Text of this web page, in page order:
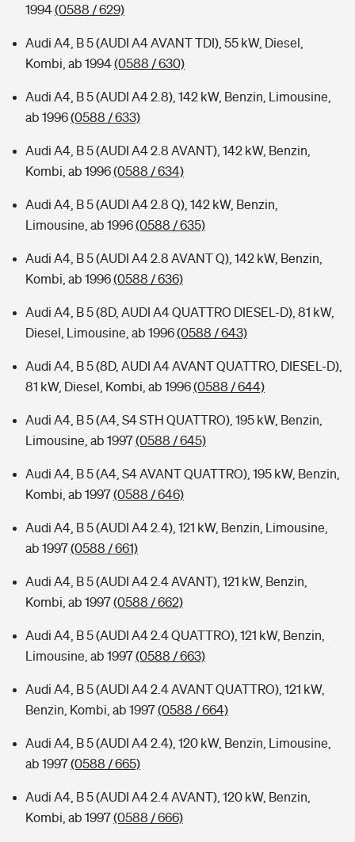
1994(0588 / 629)
Audi A4, B 5 (AUDI A4 AVANT TDI), 55 kW, Diesel,
Kombi, ab 1994(0588 / 630)
Audi A4, B 5 (AUDI A4 2.8), 142 kW, Benzin, Limousine,
ab 1996(0588 / 633)
Audi A4, B 5 (AUDI A4 2.8 AVANT), 142 kW, Benzin,
Kombi, ab 1996(0588 / 634)
Audi A4, B 5 (AUDI A4 2.8 Q), 142 kW, Benzin,
Limousine, ab 1996(0588 / 635)
Audi A4, B 5 (AUDI A4 2.8 AVANT Q), 142 kW, Benzin,
Kombi, ab 1996(0588 / 636)
Audi A4, B 5 (8D, AUDI A4 QUATTRO DIESEL-D), 81 kW,
Diesel, Limousine, ab 1996(0588 / 643)
Audi A4, B 5 (8D, AUDI A4 AVANT QUATTRO, DIESEL-D),
81 kW, Diesel, Kombi, ab 1996(0588 / 644)
Audi A4, B 5 (A4, S4 STH QUATTRO), 195 kW, Benzin,
Limousine, ab 1997(0588 / 645)
Audi A4, B 5 (A4, S4 AVANT QUATTRO), 195 kW, Benzin,
Kombi, ab 1997(0588 / 646)
Audi A4, B 5 (AUDI A4 2.4), 121 kW, Benzin, Limousine,
ab 1997(0588 / 661)
Audi A4, B 5 (AUDI A4 2.4 AVANT), 121 kW, Benzin,
Kombi, ab 1997(0588 / 662)
Audi A4, B 5 (AUDI A4 2.4 QUATTRO), 121 kW, Benzin,
Limousine, ab 1997(0588 / 663)
Audi A4, B 5 (AUDI A4 2.4 AVANT QUATTRO), 121 kW,
Benzin, Kombi, ab 1997(0588 / 664)
Audi A4, B 5 (AUDI A4 2.4), 120 kW, Benzin, Limousine,
ab 1997(0588 / 665)
Audi A4, B 5 (AUDI A4 2.4 AVANT), 120 kW, Benzin,
Kombi, ab 1997(0588 / 666)